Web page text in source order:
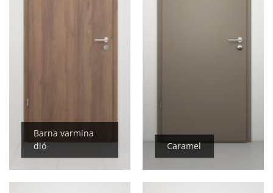
Barna varmina
dió
Caramel